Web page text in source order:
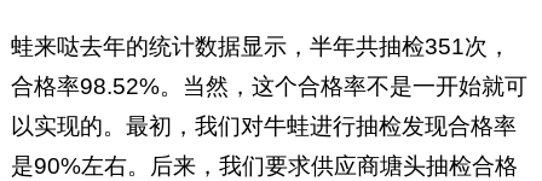
蛙来哒去年的统计数据显示，半年共抽检351次，
合格率98.52%。当然，这个合格率不是一开始就可
以实现的。最初，我们对牛蛙进行抽检发现合格率
是90%左右。后来，我们要求供应商塘头抽检合格